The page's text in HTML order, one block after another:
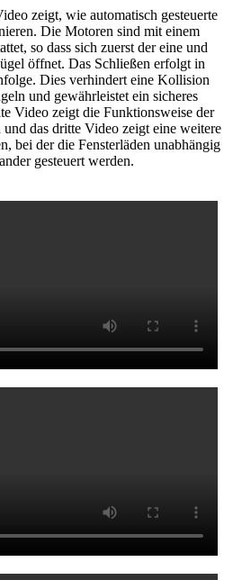
zeigt, wie automatisch gesteuerte
Die Motoren sind mit einem
so dass sich zuerst der eine und
öffnet. Das Schließen erfolgt in
Dies verhindert eine Kollision
und gewährleistet ein sicheres
Video zeigt die Funktionsweise der
das dritte Video zeigt eine weitere
bei der die Fensterläden unabhängig
gesteuert werden.